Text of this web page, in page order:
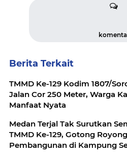
Berita Terkait
TMMD Ke-129 Kodim 1807/
Jalan Cor 250 Meter, Warga
Manfaat Nyata
Medan Terjal Tak Surutkan
TMMD Ke-129, Gotong
Pembangunan di Kampung